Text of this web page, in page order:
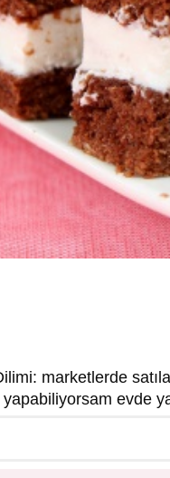
marketlerde
evde